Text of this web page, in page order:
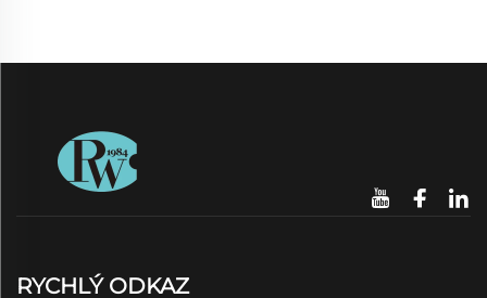
RYCHLÝ ODKAZ